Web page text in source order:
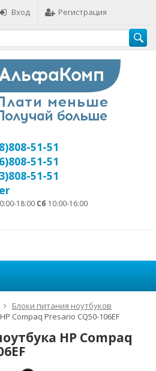
Вход Регистрация
51-51
51-51
51-51
18:00 Сб 10:00-16:00
Блоки питания ноутбуков
Compaq Presario CQ50-106EF
HP Compaq